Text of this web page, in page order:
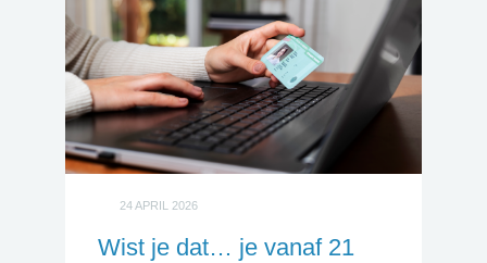
24 APRIL 2026
Wist je dat… je vanaf 21